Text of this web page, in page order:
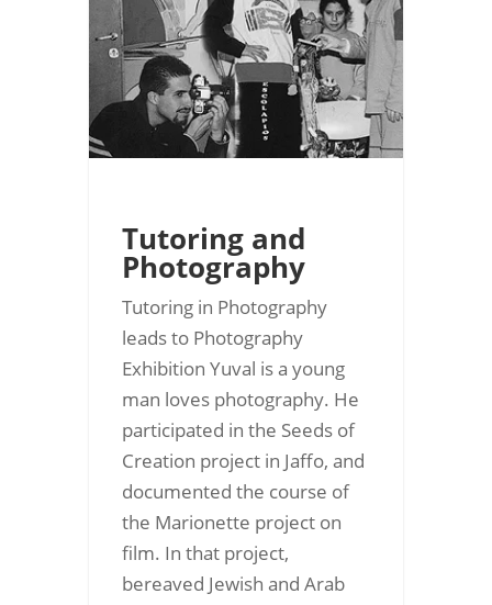
Tutoring and
Photography
Tutoring in Photography
leads to Photography
Exhibition Yuval is a young
man loves photography. He
participated in the Seeds of
Creation project in Jaffo, and
documented the course of
the Marionette project on
film. In that project,
bereaved Jewish and Arab